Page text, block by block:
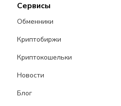
Сервисы
Обменники
Криптобиржи
Криптокошельки
Новости
Блог